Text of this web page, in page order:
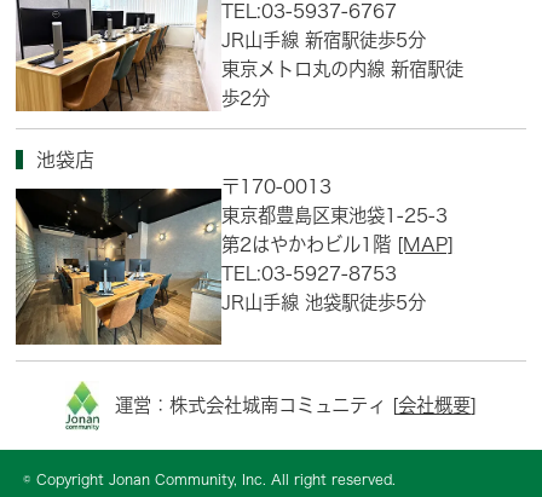
TEL:03-5937-6767
JR山手線 新宿駅徒歩5分
東京メトロ丸の内線 新宿駅徒
歩2分
池袋店
〒170-0013
東京都豊島区東池袋1-25-3
第2はやかわビル1階 [MAP]
TEL:03-5927-8753
JR山手線 池袋駅徒歩5分
運営：株式会社城南コミュニティ [会社概要]
© Copyright Jonan Community, Inc. All right reserved.